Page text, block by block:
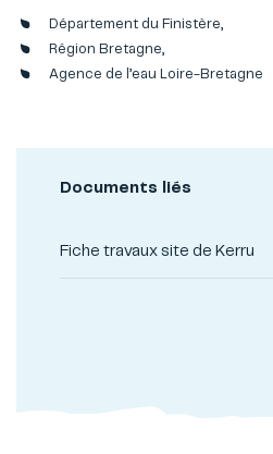
Département du Finistère,
Région Bretagne,
Agence de l’eau Loire-Bretagne
Documents liés
Fiche travaux site de Kerru